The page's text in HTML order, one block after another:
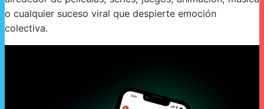
o cualquier suceso viral que despierte emoción
colectiva.